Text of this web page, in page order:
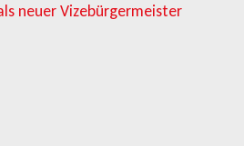
neuer Vizebürgermeister